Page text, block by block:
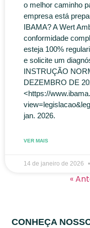
o melhor caminho
empresa está
IBAMA? A Wert
conformidade
esteja 100%
e solicite um
INSTRUÇÃO
DEZEMBRO DE
<https://
jan. 2026.
VER MAIS
14 de janeiro de 2026
«
CONHEÇA